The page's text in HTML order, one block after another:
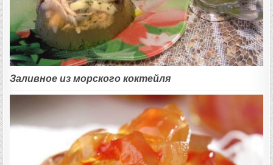
Заливное из морского коктейля